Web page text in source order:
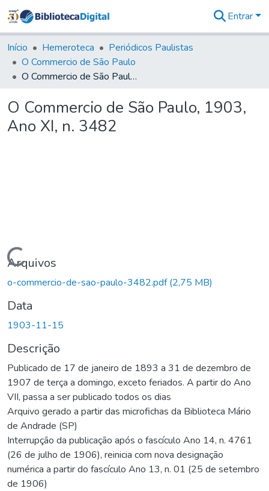
&
Coleções
Tudo na
Biblioteca
Estatísticas
Entrar
Início Hemeroteca
Periódicos Paulistas
O Commercio de São Paulo
O Commercio de São Paulo, 1903, Ano XI, n. 3482
O Commercio de São Paulo, 1903,
Ano XI, n. 3482
Carregando...
Arquivos
o-commercio-de-sao-paulo-3482.pdf(2,75 MB)
Data
1903-11-15
Descrição
Publicado de 17 de janeiro de 1893 a 31 de dezembro de
1907 de terça a domingo, exceto feriados. A partir do Ano
VII, passa a ser publicado todos os dias
Arquivo gerado a partir das microfichas da Biblioteca Mário
de Andrade (SP)
Interrupção da publicação após o fascículo Ano 14, n. 4761
(26 de julho de 1906), reinicia com nova designação
numérica a partir do fascículo Ano 13, n. 01 (25 de setembro
de 1906)